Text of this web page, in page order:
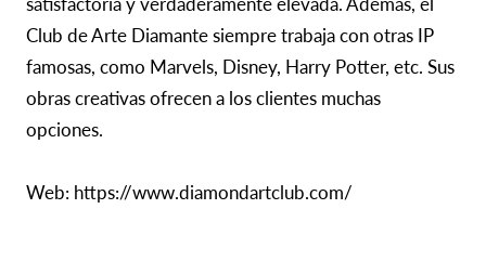
Club de Arte Diamante siempre trabaja con otras IP
famosas, como Marvels, Disney, Harry Potter, etc. Sus
obras creativas ofrecen a los clientes muchas
opciones.
Web: https://www.diamondartclub.com/